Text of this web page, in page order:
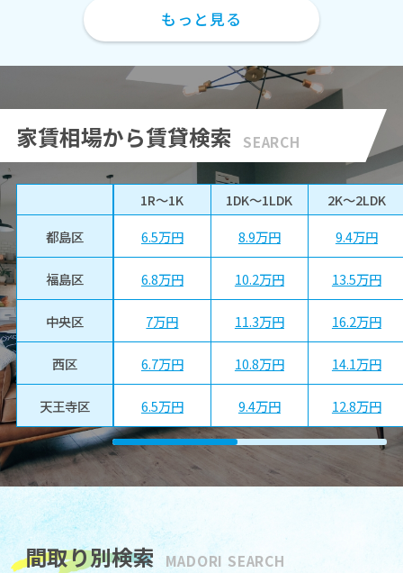
いでしょうか。交通アクセス
や周辺の商業集積、人通りの
やすさや住み心地まで含めて
検討することで、集客力と業
務効率の両方を高めることが
できます。また、個人事業主
や中小企業にとっては、賃料
相場や初期費用の負担、イン
フラ環境なども見逃せないポ
イントです。この記事では、
SOHO探しに役立つ立地の特
徴やコスト感、具体的な進め
方までを分かりやすく整理
し、理想の拠点づくりに近づ
くための考え方をお伝えしま
す。 【目次】・浪速区難波で
事...
は、忙しい単身社会人や同棲
カップルから高い人気があり
の中でも交通アクセスと生活
利便性のバランスが良い大国
町駅周辺に注目します。 なん
ば方面へ歩いてアクセスしや
すいポジションや、地下鉄2路
線が使える身軽さは、住んで
みてこそ実感できる魅力で
す。 仕事帰りの買い物や休日
安心感まで、これからのライ
フスタイルを具体的にイメー
ジしながらチェックしてみて
ください。 【目次】・単身・
同棲に人気の大国町駅と
は？・...
もっと見る
家賃相場から賃貸検索 SEARCH
1R～1K 1DK～1LDK
2K～2LDK
都島区
6.5万円 8.9万円 9.4万円
福島区 6.8万円 10.2万円 13.5万円
中央区 7万円 11.3万円 16.2万円
西区 6.7万円 10.8万円 14.1万円
天王寺区 6.5万円 9.4万円 12.8万円
間取り別検索 MADORI SEARCH